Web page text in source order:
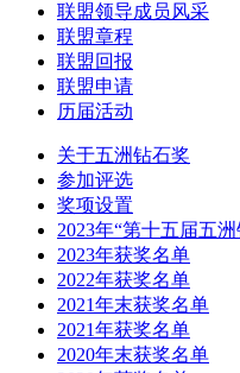
联盟领导成员风采
联盟章程
联盟回报
联盟申请
历届活动
关于五洲钻石奖
参加评选
奖项设置
2023年“第十五届五
2023年获奖名单
2022年获奖名单
2021年末获奖名单
2021年获奖名单
2020年末获奖名单